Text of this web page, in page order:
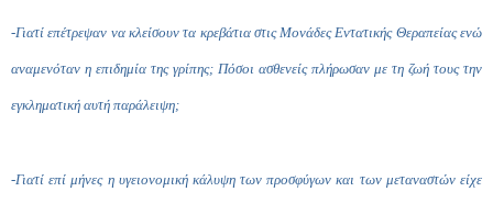
-Γιατί επέτρεψαν να κλείσουν τα κρεβάτια στις Μονάδες Εντατικής Θεραπείας ενώ
αναμενόταν η επιδημία της γρίπης; Πόσοι ασθενείς πλήρωσαν με τη ζωή τους την
εγκληματική αυτή παράλειψη;
-Γιατί επί μήνες η υγειονομική κάλυψη των προσφύγων και των μεταναστών είχε